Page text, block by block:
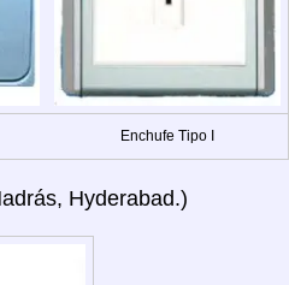
Enchufe Tipo I
Hyderabad.)